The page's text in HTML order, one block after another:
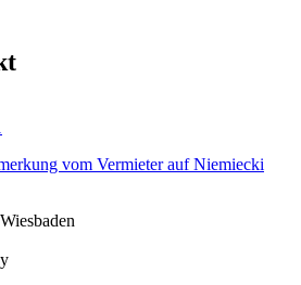
vom Vermieter auf Niemiecki